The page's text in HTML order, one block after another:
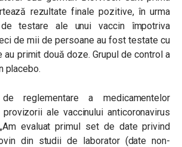
rezultate finale pozitive, în urma
testare ale unui vaccin împotriva
de mii de persoane au fost testate cu
au primit două doze. Grupul de control a
placebo.
reglementare a medicamentelor
ale vaccinului anticoronavirus
„Am evaluat primul set de date privind
din studii de laborator (date non-